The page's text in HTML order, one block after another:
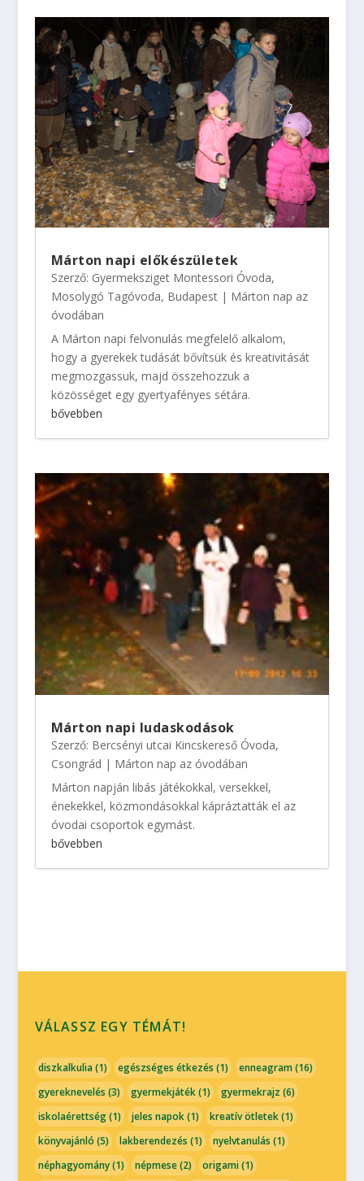
Márton napi előkészületek
Szerző: Gyermeksziget Montessori Óvoda,
Mosolygó Tagóvoda, Budapest| Márton nap az
óvodában
A Márton napi felvonulás megfelelő alkalom,
hogy a gyerekek tudását bővítsük és kreativitását
megmozgassuk, majd összehozzuk a
közösséget egy gyertyafényes sétára.
bővebben
Márton napi ludaskodások
Szerző: Bercsényi utcai Kincskereső Óvoda,
Csongrád | Márton nap az óvodában
Márton napján libás játékokkal, versekkel,
énekekkel, közmondásokkal kápráztatták el az
óvodai csoportok egymást.
bővebben
VÁLASSZ EGY TÉMÁT!
diszkalkulia(1) egészséges étkezés (1) enneagram(16)
gyereknevelés (3) gyermekjáték(1) gyermekrajz (6)
iskolaérettség(1) jeles napok(1) kreatív ötletek(1)
könyvajánló (5) lakberendezés (1) nyelvtanulás (1)
néphagyomány(1) népmese(2) origami(1)